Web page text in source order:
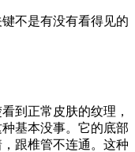
不是有没有看得见的
正常皮肤的纹理，
基本没事。它的底部
跟椎管不连通。这种